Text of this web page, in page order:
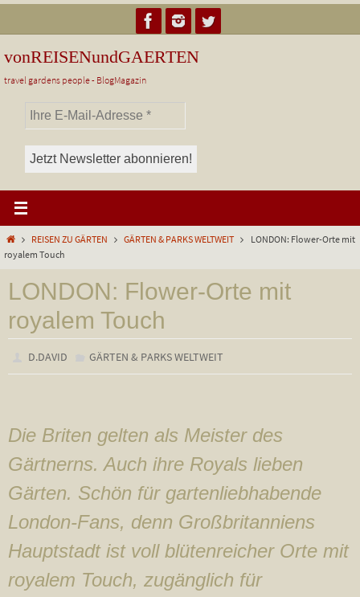
Inhalt
springen
vonREISENundGAERTEN
travel gardens people - BlogMagazin
StartREISEN ZU GÄRTEN GÄRTEN & PARKS WELTWEIT
LONDON: Flower-Orte mit
royalem Touch
LONDON: Flower-Orte mit
royalem Touch
D.DAVID GÄRTEN & PARKS WELTWEIT
Die Briten gelten als Meister des
Gärtnerns. Auch ihre Royals lieben
Gärten. Schön für gartenliebhabende
London-Fans, denn Großbritanniens
Hauptstadt ist voll blütenreicher Orte mit
royalem Touch, zugänglich für